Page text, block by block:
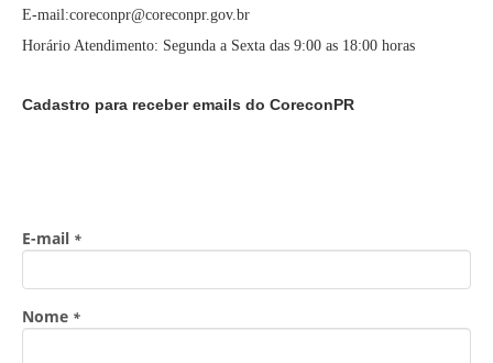
E-mail:coreconpr@coreconpr.gov.br
Horário Atendimento: Segunda a Sexta das 9:00 as 18:00 horas
Cadastro para receber emails do CoreconPR